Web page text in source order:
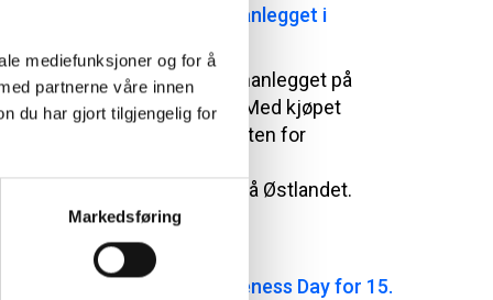
mediefunksjoner og for å
partnerne våre innen
du har gjort tilgjengelig for
Markedsføring
NCC kjøper bitumenanlegget i
NCC tar over bitumenanlegget på
Greåker i Sarpsborg. Med kjøpet
styrker NCC kapasiteten for
asfaltvirksomheten på Østlandet.
2025-11-25 08:00
NCC markerer Awareness Day for 15.